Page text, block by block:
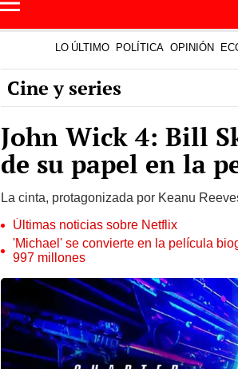
LO ÚLTIMO POLÍTICA OPINIÓN
Cine y series
John Wick 4: Bill
de su papel en la
La cinta, protagonizada por Keanu
Últimas noticias sobre Netflix
'Michael' se convierte en la película
997 millones